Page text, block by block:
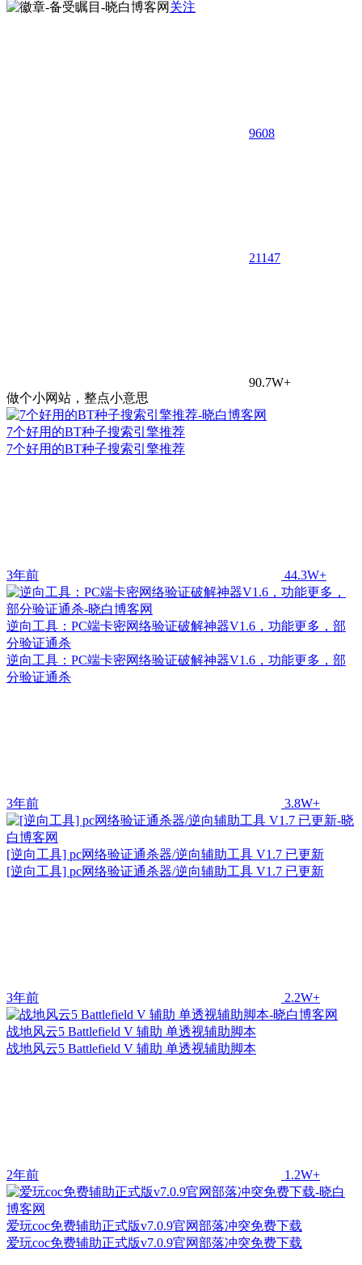
关注
9608
21147
90.7W+
做个小网站，整点小意思
7个好用的BT种子搜索引擎推荐
7个好用的BT种子搜索引擎推荐
3年前 44.3W+
逆向工具：PC端卡密网络验证破解神器V1.6，功能更多，部
分验证通杀
逆向工具：PC端卡密网络验证破解神器V1.6，功能更多，部
分验证通杀
3年前 3.8W+
[逆向工具] pc网络验证通杀器/逆向辅助工具 V1.7 已更新
[逆向工具] pc网络验证通杀器/逆向辅助工具 V1.7 已更新
3年前 2.2W+
战地风云5 Battlefield V 辅助 单透视辅助脚本
战地风云5 Battlefield V 辅助 单透视辅助脚本
2年前 1.2W+
爱玩coc免费辅助正式版v7.0.9官网部落冲突免费下载
爱玩coc免费辅助正式版v7.0.9官网部落冲突免费下载